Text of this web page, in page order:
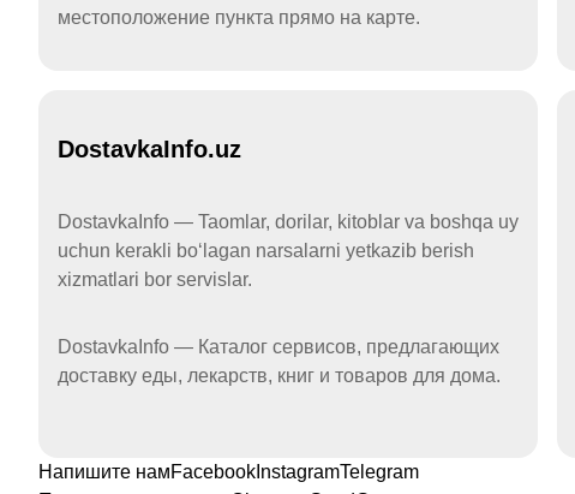
местоположение пункта прямо на карте.
DostavkaInfo.uz
DostavkaInfo — Taomlar, dorilar, kitoblar va boshqa uy
uchun kerakli boʻlagan narsalarni yetkazib berish
xizmatlari bor servislar.
DostavkaInfo — Каталог сервисов, предлагающих
доставку еды, лекарств, книг и товаров для дома.
Напишите намFacebook InstagramTelegram